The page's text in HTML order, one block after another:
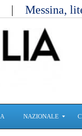
Messina,
NAZIONALE